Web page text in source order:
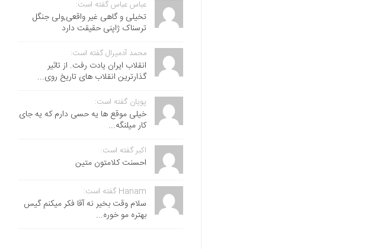
عباس عباس گفته است:
تخیلی و گاهی غیر واقعی,ولی جنگل
ترسناک ژاپنی حقیقت دارد
محمد آدمیرال گفته است:
انقلاب ایران یادت رفت. از تاثیر
گذارترین انقلاب های تاریخ روی...
پویان گفته است:
خیلی موقع ها یه حسی دارم که یه جای
کار میلنگه...
اکبر گفته است:
احسنت ‌کلامتون متین
Hanam گفته است:
سلام وقت بخیر نه آقا فکر میکنم گیس
بهتره مو خوره...